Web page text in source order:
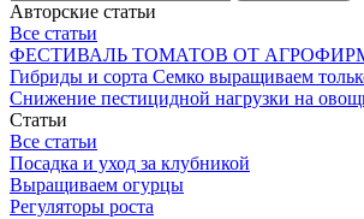
Авторские статьи
Все статьи
ФЕСТИВАЛЬ ТОМАТОВ ОТ
Гибриды и сорта Семко выращиваем
Снижение пестицидной нагрузки на
Статьи
Все статьи
Посадка и уход за клубникой
Выращиваем огурцы
Регуляторы роста